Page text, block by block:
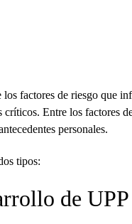
factores de riesgo que
Entre los factores
personales.
tipos:
de UPP